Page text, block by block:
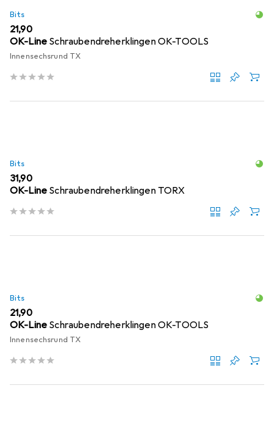
Bits
EUR
21,90
OK-Line Schraubendreherklingen OK-TOOLS
Innensechsrund TX
Bits
EUR
31,90
OK-Line Schraubendreherklingen TORX
Bits
EUR
21,90
OK-Line Schraubendreherklingen OK-TOOLS
Innensechsrund TX